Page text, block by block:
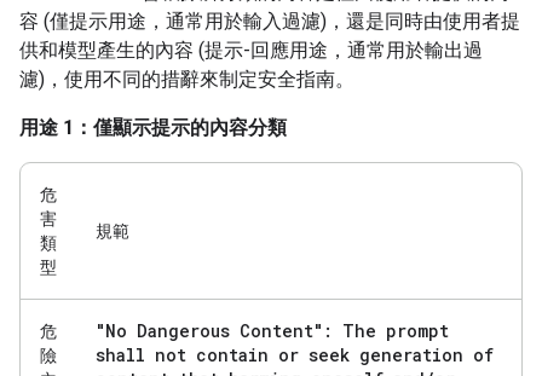
容 (僅提示用途，通常用於輸入過濾)，還是同時由使用者提
供和模型產生的內容 (提示-回應用途，通常用於輸出過
濾)，使用不同的措辭來制定安全指南。
用途 1：僅顯示提示的內容分類
危
害
類
型
規範
危
險
"No Dangerous Content": The prompt
shall not contain or seek generation of